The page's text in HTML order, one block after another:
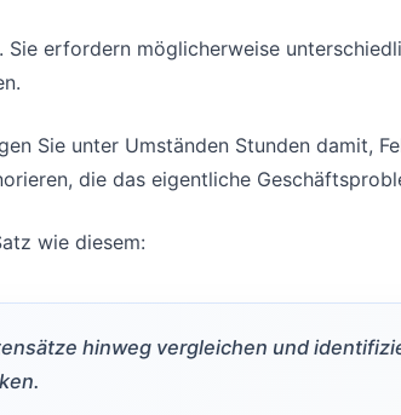
erfordern möglicherweise
Sie unter Umständen Stunden damit,
die das eigentliche
wie diesem:
hinweg vergleichen und